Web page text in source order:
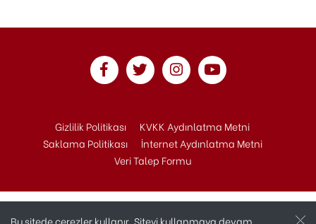
Gizlilik Politikası
KVKK Aydınlatma Metni
Saklama Politikası
İnternet Aydınlatma Metni
Veri Talep Formu
Bu sitede çerezler kullanır. Siteyi kullanmaya devam